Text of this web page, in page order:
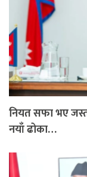
नियत सफा भए
नयाँ ढोका…